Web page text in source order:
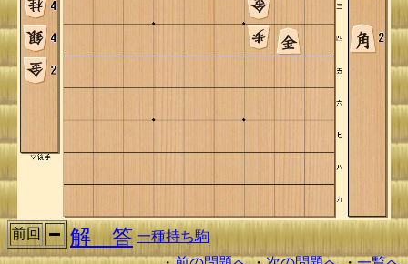
前回 解 答 一種持ち駒